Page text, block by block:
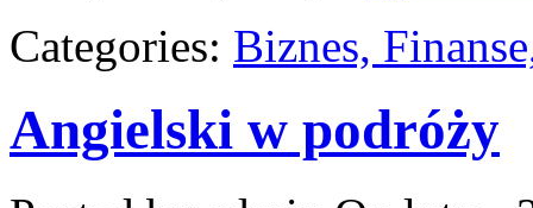
Categories: Biznes,
Angielski w podróży